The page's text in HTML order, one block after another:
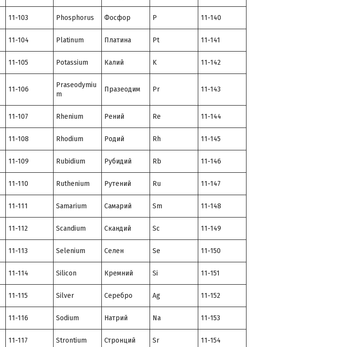
11-103 Phosphorus Фосфор P 11-140
11-104 Platinum Платина Pt 11-141
11-105 Potassium Калий K 11-142
11-106
Praseodymiu
m
Празеодим Pr 11-143
11-107 Rhenium Рений Re 11-144
11-108 Rhodium Родий Rh 11-145
11-109 Rubidium Рубидий Rb 11-146
11-110 Ruthenium Рутений Ru 11-147
11-111 Samarium Самарий Sm 11-148
11-112 Scandium Скандий Sc 11-149
11-113 Selenium Селен Se 11-150
11-114 Silicon Кремний Si 11-151
11-115 Silver Серебро Ag 11-152
11-116 Sodium Натрий Na 11-153
11-117 Strontium Стронций Sr 11-154